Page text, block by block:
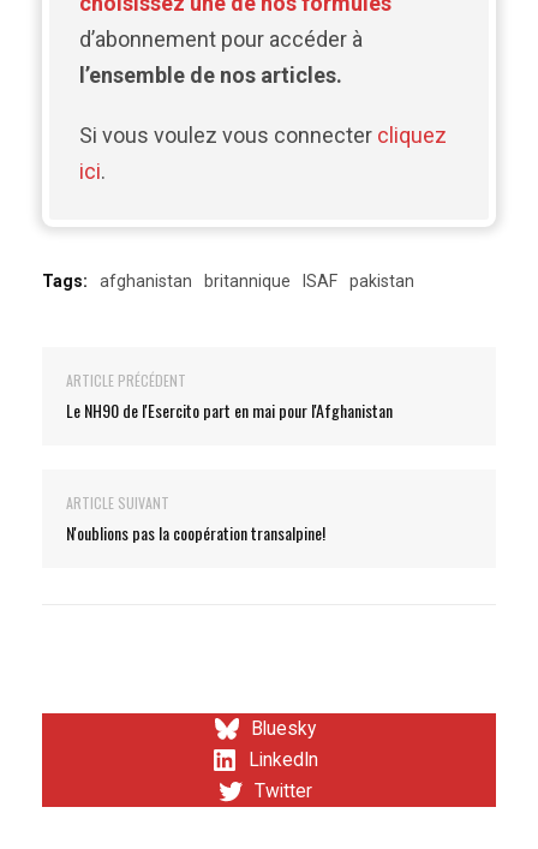
d’abonnement pour accéder à
l’ensemble de nos articles.
Si vous voulez vous connecter cliquez
ici.
Tags: afghanistan britannique ISAF pakistan
ARTICLE PRÉCÉDENT
Le NH90 de l'Esercito part en mai pour l'Afghanistan
ARTICLE SUIVANT
N'oublions pas la coopération transalpine!
Bluesky
LinkedIn
Twitter